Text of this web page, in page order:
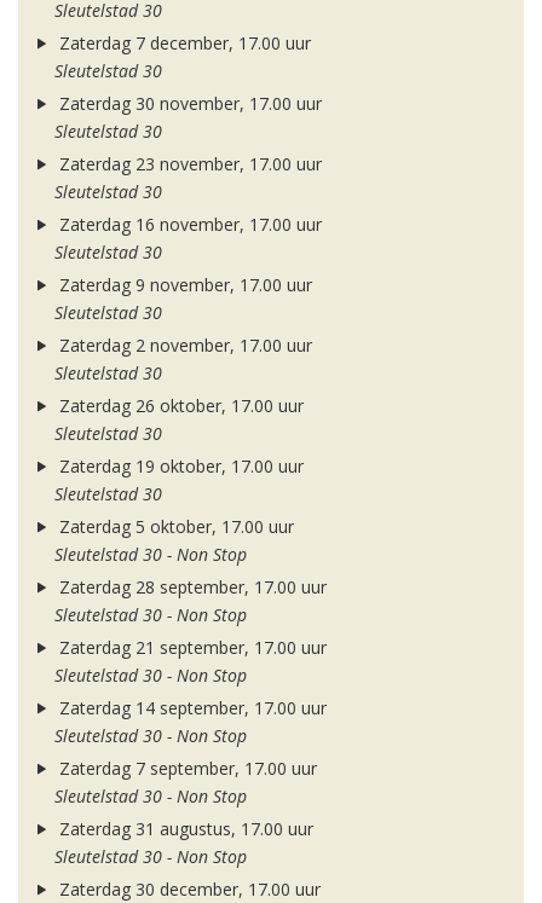
Sleutelstad 30
Zaterdag 7 december, 17.00 uur
Sleutelstad 30
Zaterdag 30 november, 17.00 uur
Sleutelstad 30
Zaterdag 23 november, 17.00 uur
Sleutelstad 30
Zaterdag 16 november, 17.00 uur
Sleutelstad 30
Zaterdag 9 november, 17.00 uur
Sleutelstad 30
Zaterdag 2 november, 17.00 uur
Sleutelstad 30
Zaterdag 26 oktober, 17.00 uur
Sleutelstad 30
Zaterdag 19 oktober, 17.00 uur
Sleutelstad 30
Zaterdag 5 oktober, 17.00 uur
Sleutelstad 30 - Non Stop
Zaterdag 28 september, 17.00 uur
Sleutelstad 30 - Non Stop
Zaterdag 21 september, 17.00 uur
Sleutelstad 30 - Non Stop
Zaterdag 14 september, 17.00 uur
Sleutelstad 30 - Non Stop
Zaterdag 7 september, 17.00 uur
Sleutelstad 30 - Non Stop
Zaterdag 31 augustus, 17.00 uur
Sleutelstad 30 - Non Stop
Zaterdag 30 december, 17.00 uur